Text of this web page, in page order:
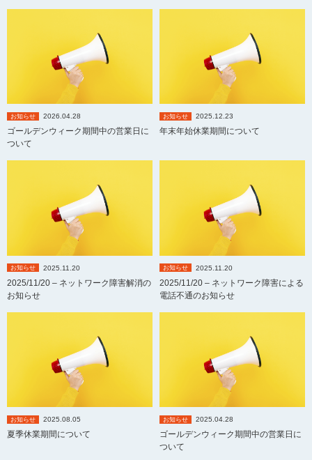
お知らせ 2026.04.28
ゴールデンウィーク期間中の営業日に
ついて
お知らせ 2025.12.23
年末年始休業期間について
お知らせ 2025.11.20
2025/11/20 – ネットワーク障害解消の
お知らせ
お知らせ 2025.11.20
2025/11/20 – ネットワーク障害による
電話不通のお知らせ
お知らせ 2025.08.05
夏季休業期間について
お知らせ 2025.04.28
ゴールデンウィーク期間中の営業日に
ついて